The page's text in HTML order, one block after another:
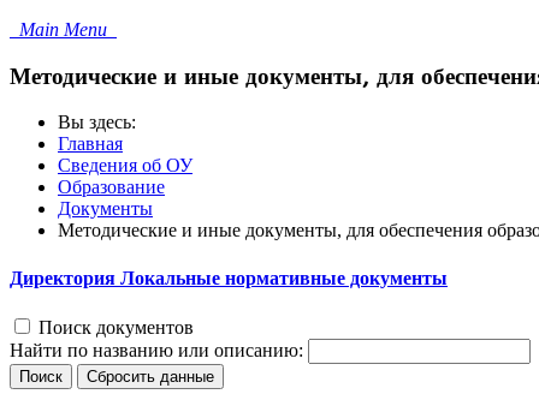
Main Menu
Методические и иные документы, для
Вы здесь:
Главная
Сведения об ОУ
Образование
Документы
Методические и иные документы, для обеспечения
Директория Локальные нормативные документы
Поиск документов
Найти по названию или описанию:
Поиск Сбросить данные